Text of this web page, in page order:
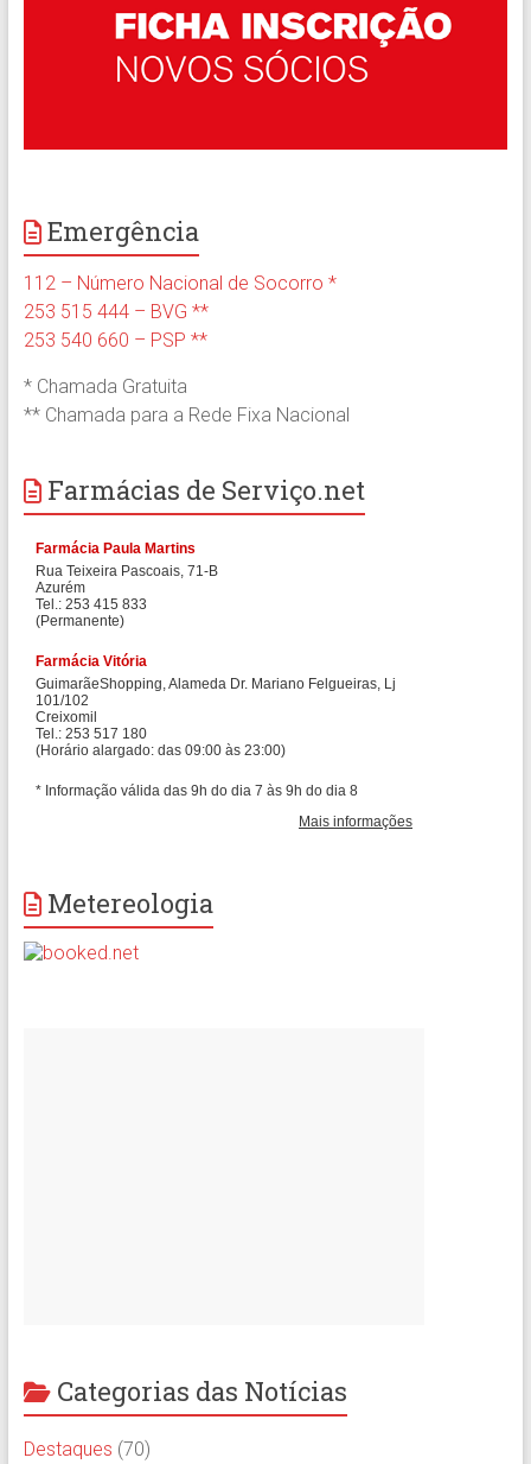
Emergência
112 – Número Nacional de Socorro *
253 515 444 – BVG **
253 540 660 – PSP **
* Chamada Gratuita
** Chamada para a Rede Fixa Nacional
Farmácias de Serviço.net
Metereologia
Categorias das Notícias
Destaques (70)